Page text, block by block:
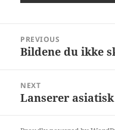
navigation
PREVIOUS
Previous
Bildene du ikke
NEXT
Next
Lanserer